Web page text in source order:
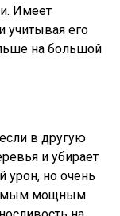
Имеет
учитывая его
на большой
в другую
и убирает
урон, но очень
мощным